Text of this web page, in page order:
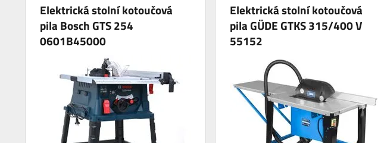
Elektrická stolní kotoučová
pila Bosch GTS 254
0601B45000
Elektrická stolní kotoučová
pila GÜDE GTKS 315/400 V
55152